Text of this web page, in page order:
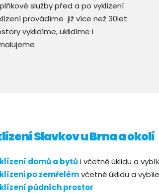
služby před a po vyklízení
provádíme již více než 30let
vyklidíme, uklidíme i
Slavkov u Brna a okolí
domů a bytůi včetně úklidu a
po zemřelémvčetně úklidu a
půdních prostor